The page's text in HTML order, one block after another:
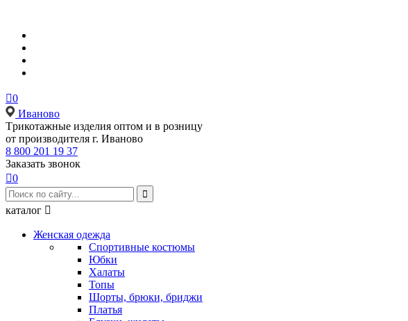
0
Иваново
Tрикотажные изделия оптом и в розницу
от производителя г. Иваново
8 800 201 19 37
Заказать звонок
0

каталог 
Женская одежда
Спортивные костюмы
Юбки
Халаты
Топы
Шорты, брюки, бриджи
Платья